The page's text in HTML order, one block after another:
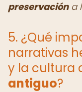
preservacióna
5. ¿Qué
narrativas
y la cultura
antiguo?